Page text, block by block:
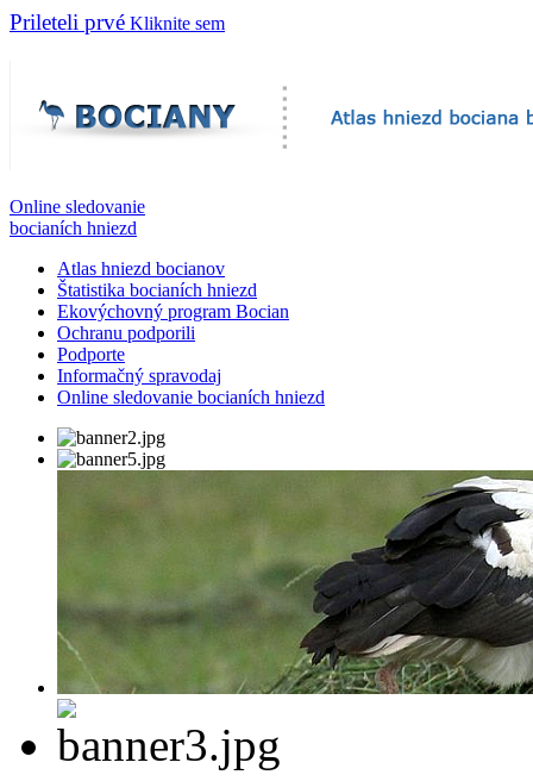
Prileteli prvé Kliknite sem
Online sledovanie
bocianích hniezd
Atlas hniezd bocianov
Štatistika bocianích hniezd
Ekovýchovný program Bocian
Ochranu podporili
Podporte
Informačný spravodaj
Online sledovanie bocianích hniezd